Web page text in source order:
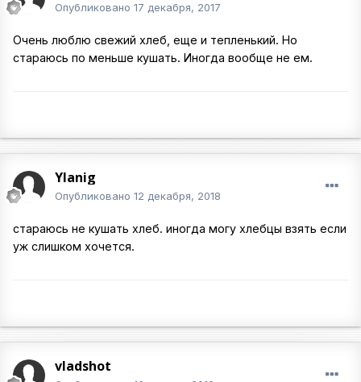
Опубликовано 17 декабря, 2017
Очень люблю свежий хлеб, еще и тепленький. Но
стараюсь по меньше кушать. Иногда вообще не ем.
Ylanig
Опубликовано 12 декабря, 2018
стараюсь не кушать хлеб. иногда могу хлебцы взять если
уж слишком хочется.
vladshot